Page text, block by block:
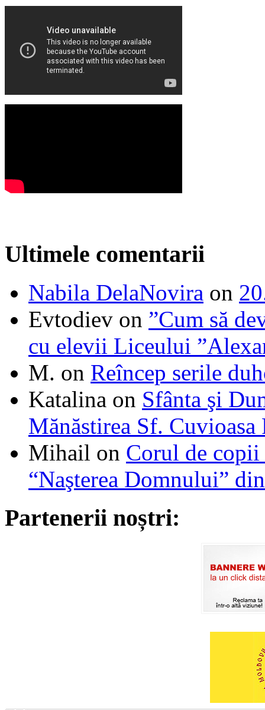
Ultimele comentarii
Nabila DelaNovira on
Evtodiev on ”Cum să
cu elevii Liceului
M. on Reîncep serile
Katalina on Sfânta şi
Mănăstirea Sf. Cuvioasa
Mihail on Corul de
“Naşterea Domnului”
Partenerii noștri: